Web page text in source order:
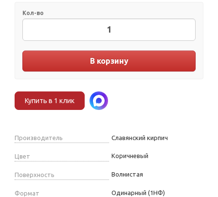
Кол-во
В корзину
Купить в 1 клик
Производитель Славянский кирпич
Цвет Коричневый
Поверхность Волнистая
Формат Одинарный (1НФ)